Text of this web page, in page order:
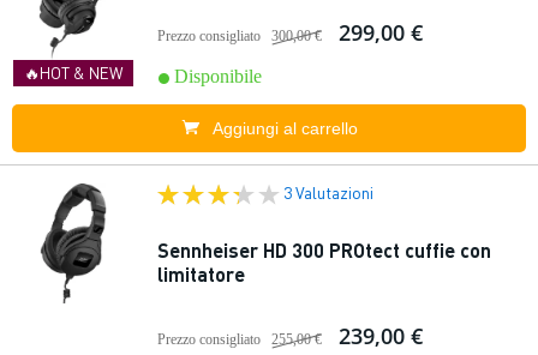
🔥HOT & NEW
Prezzo consigliato 300,00 € 299,00 €
Disponibile
Aggiungi al carrello
3 Valutazioni
Sennheiser HD 300 PROtect cuffie con
limitatore
Prezzo consigliato 255,00 € 239,00 €